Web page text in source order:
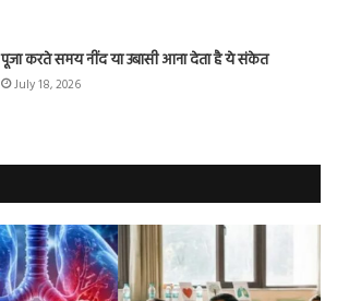
पूजा करते समय नींद या उबासी आना देता है ये संकेत
July 18, 2026